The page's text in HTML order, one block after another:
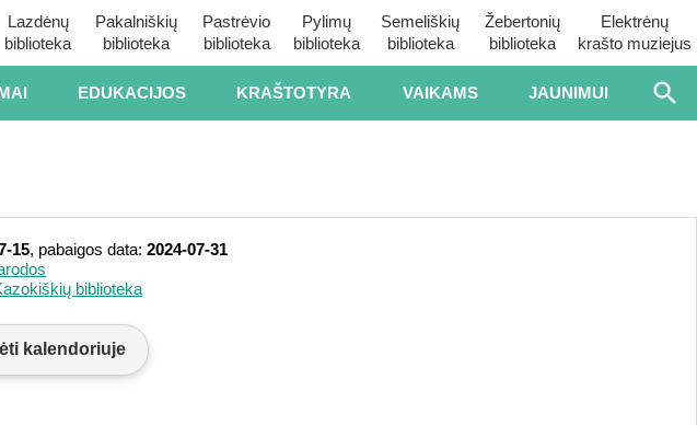
Lazdėnų
biblioteka
Pakalniškių
biblioteka
Pastrėvio
biblioteka
Pylimų
biblioteka
Semeliškių
biblioteka
Žebertonių
biblioteka
Elektrėnų
krašto muziejus
EDUKACIJOS KRAŠTOTYRA VAIKAMS JAUNIMUI
15, pabaigos data: 2024-07-31
biblioteka